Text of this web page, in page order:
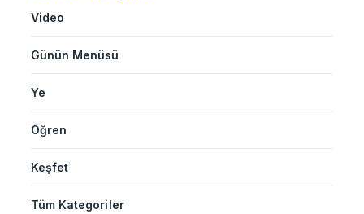
Video
Günün Menüsü
Ye
Öğren
Keşfet
Tüm Kategoriler